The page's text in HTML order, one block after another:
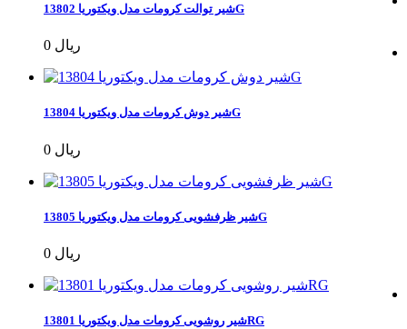
شیر توالت کرومات مدل ویکتوریا 13802G
0 ریال
شیر دوش کرومات مدل ویکتوریا 13804G
0 ریال
شیر ظرفشویی کرومات مدل ویکتوریا 13805G
0 ریال
شیر روشویی کرومات مدل ویکتوریا 13801RG